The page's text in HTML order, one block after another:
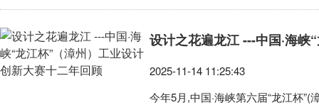
设计之花遍龙江 ---中国·海
2025-11-14 11:25:43
今年5月,中国·海峡第六届“龙江杯